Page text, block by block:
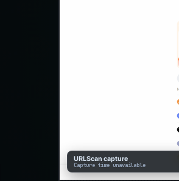
URLScan capture
Capture time unavailable